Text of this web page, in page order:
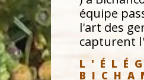
équipe
l'art des
capturent